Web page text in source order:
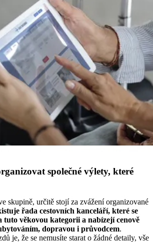
společné výlety, které
skupině, určitě stojí za zvážení organizované
řada cestovních kanceláří, které se
tuto věkovou kategorii a nabízejí cenově
dopravou i průvodcem.
je, že se nemusíte starat o žádné detaily, vše